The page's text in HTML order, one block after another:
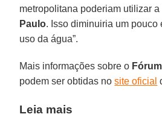
metropolitana poderiam utilizar
Paulo. Isso diminuiria um pouco
uso da água”.
Mais informações sobre o
podem ser obtidas nosite oficial
Leia mais